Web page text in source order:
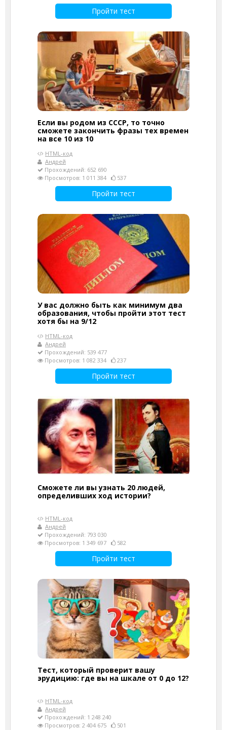
Пройти тест
Если вы родом из СССР, то точно
сможете закончить фразы тех времен
на все 10 из 10
HTML-код
Андрей
Прохождений: 652 690
Просмотров: 1 011 384
537
Пройти тест
У вас должно быть как минимум два
образования, чтобы пройти этот тест
хотя бы на 9/12
HTML-код
Андрей
Прохождений: 539 477
Просмотров: 1 082 334
237
Пройти тест
Сможете ли вы узнать 20 людей,
определивших ход истории?
HTML-код
Андрей
Прохождений: 793 030
Просмотров: 1 349 697
582
Пройти тест
Тест, который проверит вашу
эрудицию: где вы на шкале от 0 до 12?
HTML-код
Андрей
Прохождений: 1 248 240
Просмотров: 2 404 675
501